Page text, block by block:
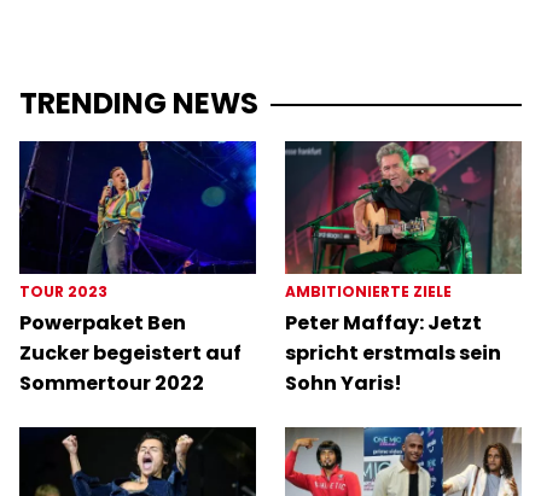
TRENDING NEWS
TOUR 2023
Powerpaket Ben
Zucker begeistert auf
Sommertour 2022
AMBITIONIERTE ZIELE
Peter Maffay: Jetzt
spricht erstmals sein
Sohn Yaris!